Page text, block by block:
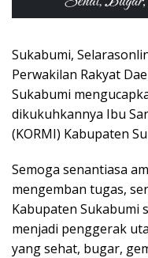
Sukabumi,
Perwakilan Rakyat
Sukabumi
dikukuhkannya Ibu
(KORMI) Kabupaten
Semoga senantiasa
mengemban tugas,
Kabupaten Sukabumi
menjadi penggerak
yang sehat, bugar,